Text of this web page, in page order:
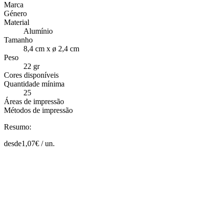
Marca
Género
Material
Alumínio
Tamanho
8,4 cm x ø 2,4 cm
Peso
22 gr
Cores disponíveis
Quantidade mínima
25
Áreas de impressão
Métodos de impressão
Resumo:
desde1,07€ /un.